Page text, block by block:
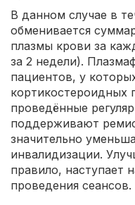
В данном случае в
обменивается
плазмы крови за
за 2 недели).
пациентов, у
кортикостероидных
проведённые
поддерживают
значительно
инвалидизации.
правило, наступает
проведения сеансов.